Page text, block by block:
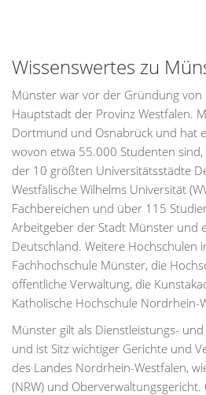
Wissenswertes zu
Münster war vor der Gründung
Hauptstadt der Provinz Westfalen.
Dortmund und Osnabrück und hat
wovon etwa 55.000 Studenten
der 10 größten Universitätsstädte
Westfälische Wilhelms Universität
Fachbereichen und über 115
Arbeitgeber der Stadt Münster und
Deutschland. Weitere Hochschulen
Fachhochschule Münster, die
öffentliche Verwaltung, die
Katholische Hochschule Nordrhein-
Münster gilt als Dienstleistungs-
und ist Sitz wichtiger Gerichte und
des Landes Nordrhein-Westfalen,
(NRW) und Oberverwaltungsgericht.